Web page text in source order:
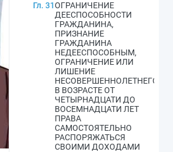
Гл. 31ОГРАНИЧЕНИЕ
ДЕЕСПОСОБНОСТИ
ГРАЖДАНИНА,
ПРИЗНАНИЕ
ГРАЖДАНИНА
НЕДЕЕСПОСОБНЫМ,
ОГРАНИЧЕНИЕ ИЛИ
ЛИШЕНИЕ
НЕСОВЕРШЕННОЛЕТНЕГО
В ВОЗРАСТЕ ОТ
ЧЕТЫРНАДЦАТИ ДО
ВОСЕМНАДЦАТИ ЛЕТ
ПРАВА
САМОСТОЯТЕЛЬНО
РАСПОРЯЖАТЬСЯ
СВОИМИ ДОХОДАМИ